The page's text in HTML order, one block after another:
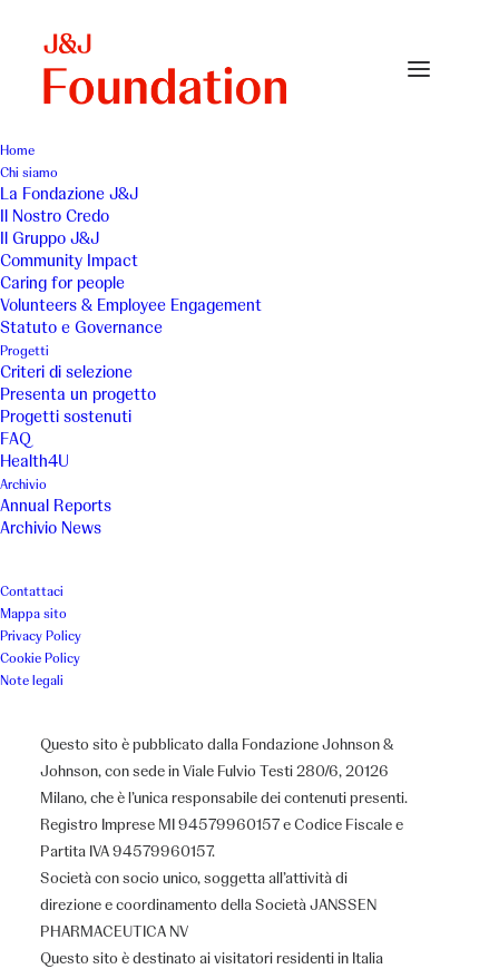
Home
Chi siamo
La Fondazione J&J
Il Nostro Credo
Il Gruppo J&J
Community Impact
Caring for people
Volunteers & Employee Engagement
Statuto e Governance
Progetti
Criteri di selezione
Presenta un progetto
Progetti sostenuti
FAQ
Health4U
Archivio
Annual Reports
Archivio News
Contattaci
Mappa sito
Privacy Policy
Cookie Policy
Note legali
Questo sito è pubblicato dalla Fondazione Johnson &
Johnson, con sede in Viale Fulvio Testi 280/6, 20126
Milano, che è l’unica responsabile dei contenuti presenti.
Registro Imprese MI 94579960157 e Codice Fiscale e
Partita IVA 94579960157.
Società con socio unico, soggetta all’attività di
direzione e coordinamento della Società JANSSEN
PHARMACEUTICA NV
Questo sito è destinato ai visitatori residenti in Italia
AIBI